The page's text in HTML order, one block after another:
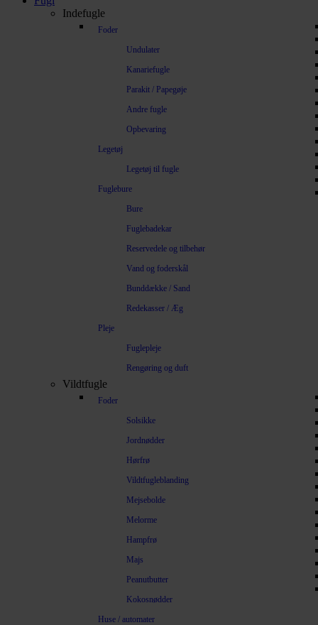
Indefugle
Foder
Undulater
Kanariefugle
Parakit / Papegøje
Andre fugle
Opbevaring
Legetøj
Legetøj til fugle
Fuglebure
Bure
Fuglebadekar
Reservedele og tilbehør
Vand og foderskål
Bunddække / Sand
Redekasser / Æg
Pleje
Fuglepleje
Rengøring og duft
Vildtfugle
Foder
Solsikke
Jordnødder
Hørfrø
Vildtfugleblanding
Mejsebolde
Melorme
Hampfrø
Majs
Peanutbutter
Kokosnødder
Huse / automater